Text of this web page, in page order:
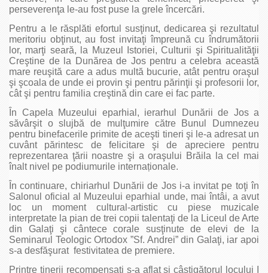
perseverenţa le-au fost puse la grele încercări.
Pentru a le răsplăti efortul susţinut, dedicarea şi rezultatul
meritoriu obţinut, au fost invitaţi împreună cu îndrumătorii
lor, marţi seară, la Muzeul Istoriei, Culturii şi Spiritualităţii
Creştine de la Dunărea de Jos pentru a celebra această
mare reuşită care a adus multă bucurie, atât pentru oraşul
şi şcoala de unde ei provin şi pentru părinţii şi profesorii lor,
cât şi pentru familia creştină din care ei fac parte.
În Capela Muzeului eparhial, ierarhul Dunării de Jos a
săvârşit o slujbă de mulţumire către Bunul Dumnezeu
pentru binefacerile primite de aceşti tineri şi le-a adresat un
cuvânt părintesc de felicitare şi de apreciere pentru
reprezentarea ţării noastre şi a oraşului Brăila la cel mai
înalt nivel pe podiumurile internaționale.
În continuare, chiriarhul Dunării de Jos i-a invitat pe toţi în
Salonul oficial al Muzeului eparhial unde, mai întâi, a avut
loc un moment cultural-artistic cu piese muzicale
interpretate la pian de trei copii talentaţi de la Liceul de Arte
din Galaţi şi cântece corale susţinute de elevi de la
Seminarul Teologic Ortodox ”Sf. Andrei” din Galaţi, iar apoi
s-a desfăşurat festivitatea de premiere.
Printre tinerii recompensaţi s-a aflat şi câştigătorul locului I